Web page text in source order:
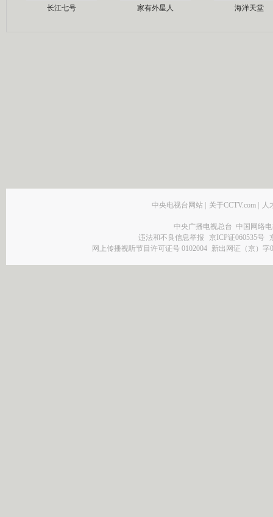
长江七号 家有外星人 海洋天堂
中央电视台网站 | 关于CCTV.com | 人
中央广播电视总台 中国网络
违法和不良信息举报
京ICP证060535号
网上传播视听节目许可证号 0102004 新出网证（京）